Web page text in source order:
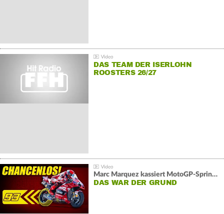
DAS TEAM DER ISERLOHN
ROOSTERS 26/27
Marc Marquez kassiert MotoGP-Sprint-Schlappe:
DAS WAR DER GRUND